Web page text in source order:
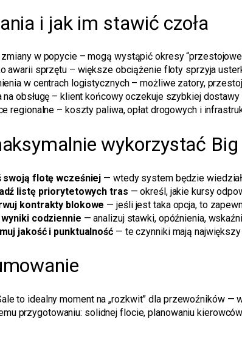
i jak im stawić czoła
zmiany w popycie – mogą wystąpić okresy
awarii sprzętu – większe obciążenie floty sprzyja
w centrach logistycznych – możliwe zatory,
na obsługę – klient końcowy oczekuje szybkiej
regionalne – koszty paliwa, opłat drogowych i
wykorzystać Big
swoją flotę wcześniej — wtedy system będzie
listę priorytetowych tras — określ, jakie kursy
kontrakty blokowe — jeśli jest taka opcja, to
wyniki codziennie — analizuj stawki, opóźnienia,
jakość i punktualność — te czynniki mają
to idealny moment na „rozkwit” dla przewoźników
przygotowaniu: solidnej flocie, planowaniu